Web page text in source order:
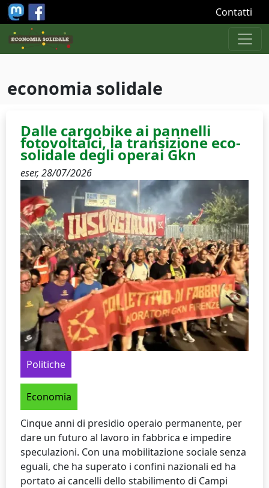
Salta al contenuto principale Contatti
economia solidale
Dalle cargobike ai pannelli
fotovoltaici, la transizione eco-
solidale degli operai Gkn
eser, 28/07/2026
Politiche
Economia
Cinque anni di presidio operaio permanente, per
dare un futuro al lavoro in fabbrica e impedire
speculazioni. Con una mobilitazione sociale senza
eguali, che ha superato i confini nazionali ed ha
portato ai cancelli dello stabilimento di Campi